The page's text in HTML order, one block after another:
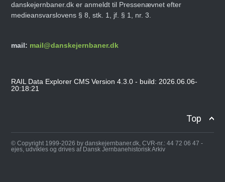
danskejernbaner.dk er anmeldt til Pressenævnet efter
medieansvarslovens § 8, stk. 1, jf. § 1, nr. 3.
mail: mail@danskejernbaner.dk
RAIL Data Explorer CMS Version 4.3.0 - build: 2026.06.06-
20:18:21
Top
© Copyright 1999-2026 by danskejernbaner.dk, CVR-nr.: 44 72 06 47 -
ejes, udvikles og drives af Dansk Jernbanehistorisk Arkiv